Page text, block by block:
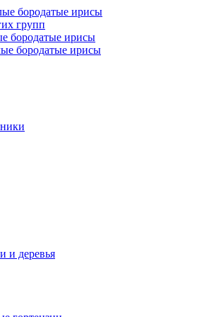
бородатые ирисы
групп
бородатые ирисы
бородатые ирисы
и деревья